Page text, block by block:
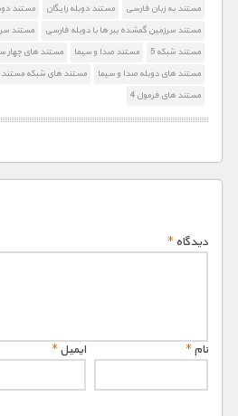
مستند به زبان فارسی
مستند دوبله رایگان مستند
مستند سرزمین گمشده ببر ها با دوبله فارسی
مستند
مستند شبکه 5
مستند صدا و سیما مستند های چهار
مستند های دوبله صدا و سیما
مستند های شبکه مستند
مستند های فرمول 4
دیدگاه*
نام* ایمیل*